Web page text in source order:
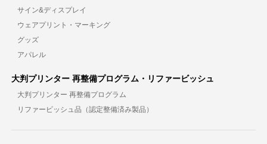
サイン&ディスプレイ
ウェアプリント・マーキング
グッズ
アパレル
大判プリンター 再整備プログラム・リファービッシュ
大判プリンター 再整備プログラム
リファービッシュ品（認定整備済み製品）